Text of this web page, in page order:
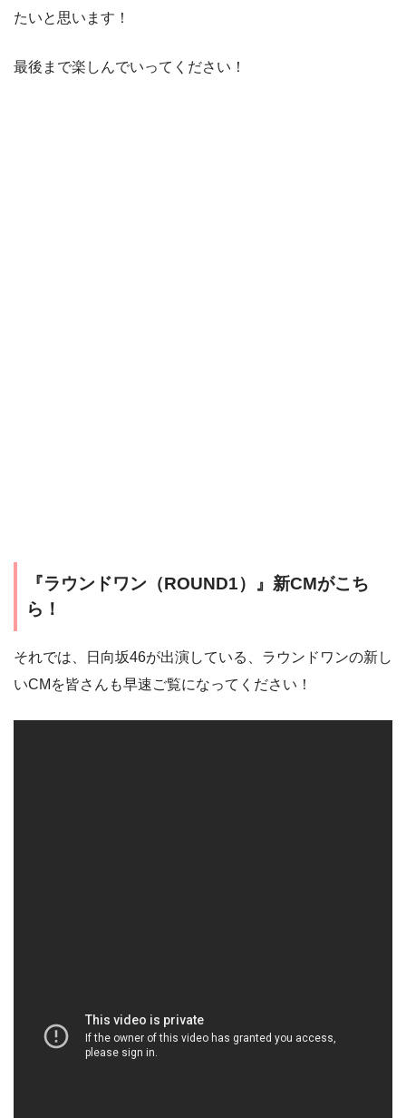
たいと思います！
最後まで楽しんでいってください！
『ラウンドワン（ROUND1）』新CMがこち
ら！
それでは、日向坂46が出演している、ラウンドワンの新し
いCMを皆さんも早速ご覧になってください！